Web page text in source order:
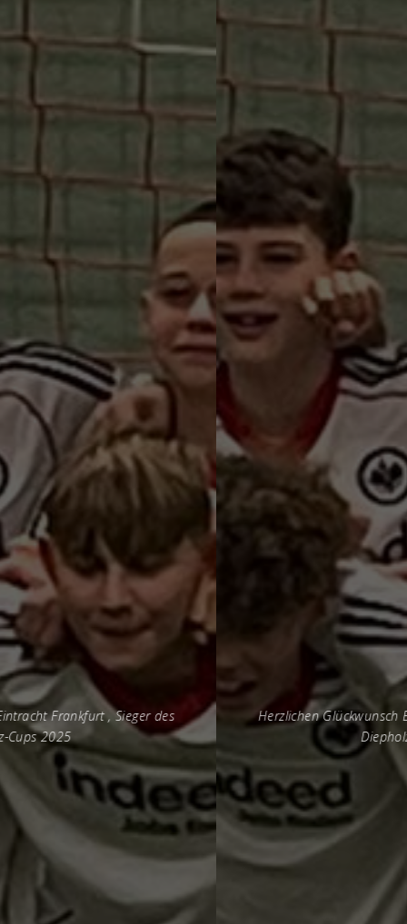
Herzlichen Glückwunsch Eintracht Frankfurt , Sieger des
Diepholz-Cups 20